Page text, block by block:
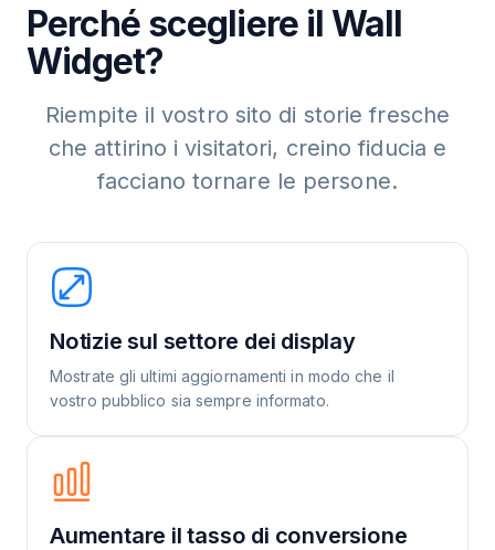
Perché scegliere il Wall
Widget?
Riempite il vostro sito di storie fresche
che attirino i visitatori, creino fiducia e
facciano tornare le persone.
Notizie sul settore dei display
Mostrate gli ultimi aggiornamenti in modo che il
vostro pubblico sia sempre informato.
Aumentare il tasso di conversione